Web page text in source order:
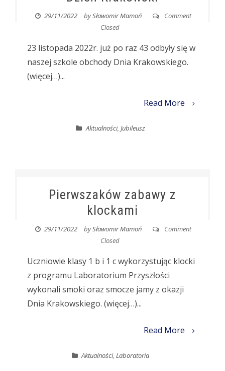
29/11/2022 bySławomir Mamoń
Comment
Closed
23 listopada 2022r. już po raz 43 odbyły się w
naszej szkole obchody Dnia Krakowskiego.
(więcej…)...
Read More
Aktualności, Jubileusz
Pierwszaków zabawy z
klockami
29/11/2022 bySławomir Mamoń
Comment
Closed
Uczniowie klasy 1 b i 1 c wykorzystując klocki
z programu Laboratorium Przyszłości
wykonali smoki oraz smocze jamy z okazji
Dnia Krakowskiego. (więcej…)...
Read More
Aktualności,Laboratoria